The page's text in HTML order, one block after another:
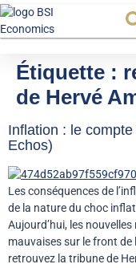
Étiquette :
de Hervé
Inflation : le
Echos)
Les conséquences de
de la nature du choc
Aujourd’hui, les
mauvaises sur le front
retrouvez la tribune de